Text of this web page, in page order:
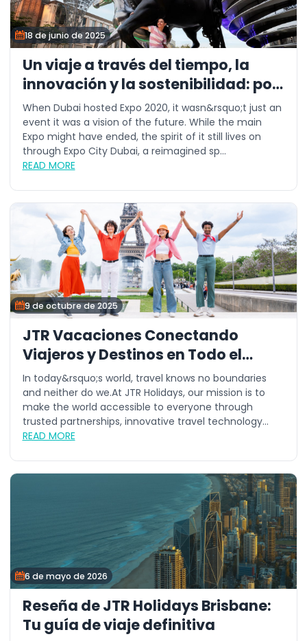
18 de junio de 2025
Un viaje a través del tiempo, la
innovación y la sostenibilidad: por
qué este verano es el mejor
momento para visitar Expo City
Dubái
When Dubai hosted Expo 2020, it wasn&rsquo;t just an
event it was a vision of the future. While the main
Expo might have ended, the spirit of it still lives on
through Expo City Dubai, a reimagined sp...
READ MORE
9 de octubre de 2025
JTR Vacaciones Conectando
Viajeros y Destinos en Todo el
Mundo
In today&rsquo;s world, travel knows no boundaries
and neither do we.At JTR Holidays, our mission is to
make the world accessible to everyone through
trusted partnerships, innovative travel technology...
READ MORE
6 de mayo de 2026
Reseña de JTR Holidays Brisbane:
Tu guía de viaje definitiva